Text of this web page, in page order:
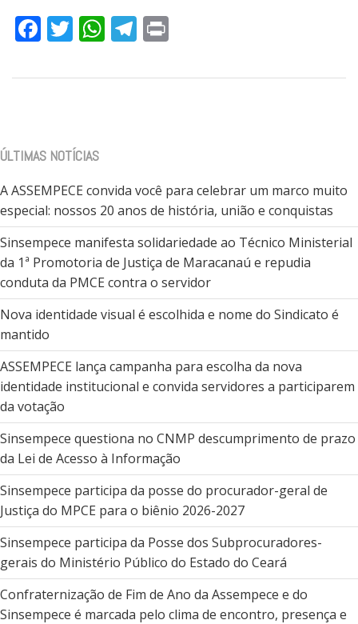
Facebook
Twitter
WhatsApp
Telegram
ÚLTIMAS NOTÍCIAS
A ASSEMPECE convida você para celebrar um marco muito
especial: nossos 20 anos de história, união e conquistas
Sinsempece manifesta solidariedade ao Técnico Ministerial
da 1ª Promotoria de Justiça de Maracanaú e repudia
conduta da PMCE contra o servidor
Nova identidade visual é escolhida e nome do Sindicato é
mantido
ASSEMPECE lança campanha para escolha da nova
identidade institucional e convida servidores a participarem
da votação
Sinsempece questiona no CNMP descumprimento de prazo
da Lei de Acesso à Informação
Sinsempece participa da posse do procurador-geral de
Justiça do MPCE para o biênio 2026-2027
Sinsempece participa da Posse dos Subprocuradores-
gerais do Ministério Público do Estado do Ceará
Confraternização de Fim de Ano da Assempece e do
Sinsempece é marcada pelo clima de encontro, presença e